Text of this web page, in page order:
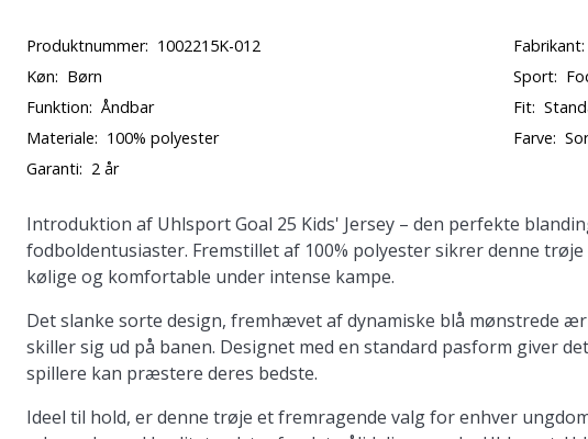
Produktnummer: 1002215K-012 Fabrikant:
Køn: Børn Sport:
Funktion: Åndbar Fit:
Materiale: 100% polyester Farve:
Garanti: 2 år
Introduktion af Uhlsport Goal 25 Kids' Jersey – den perfekte
fodboldentusiaster. Fremstillet af 100% polyester sikrer denne
kølige og komfortable under intense kampe.
Det slanke sorte design, fremhævet af dynamiske blå mønstrede
skiller sig ud på banen. Designet med en standard pasform giver
spillere kan præstere deres bedste.
Ideel til hold, er denne trøje et fremragende valg for enhver